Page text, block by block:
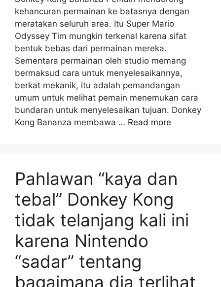
kehancuran permainan ke batasnya dengan
meratakan seluruh area. Itu Super Mario
Odyssey Tim mungkin terkenal karena sifat
bentuk bebas dari permainan mereka.
Sementara permainan oleh studio memang
bermaksud cara untuk menyelesaikannya,
berkat mekanik, itu adalah pemandangan
umum untuk melihat pemain menemukan cara
bundaran untuk menyelesaikan tujuan. Donkey
Kong Bananza membawa … Read more
Pahlawan “kaya dan
tebal” Donkey Kong
tidak telanjang kali ini
karena Nintendo
“sadar” tentang
bagaimana dia terlihat